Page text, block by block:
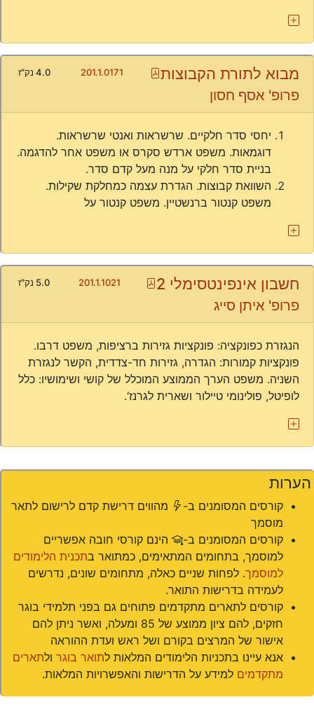
מבוא לתורת הקבוצות 201.1.0171 4.0 נק"ז
פרופ' אסף חסון
יחסי סדר חלקיים. שרשראות ואנטי שרשראות.
דוגמאות. משפט ארדש סקרס או משפט אחר להדגמה.
בניית סדר חלקי על מנה מעל קדם סדר.
השוואת קבוצות. הגדרת עצמה כמחלקת שקילות.
משפט קנטור ברנשטיין. משפט קנטור על
חשבון אינפינטסימלי 2 201.1.1021 5.0 נק"ז
פרופ' איתן סייג
הנגזרת כפונקציה: פונקציות גזירות ברציפות, משפט דרבו.
פונקציות קמורות: הגדרה, גזירות חד-צדדית, הקשר לנגזרת
השניה. משפט הערך הממוצע המוכלל של קושי ושימושיו: כלל
לופיטל, פולינומי טיילור ושארית לגרנז‘.
הערות
קורסים המסומנים ב- (*)
מהווים דרישת קדם לרישום לתאר
מוסמך
קורסים המסומנים ב-
(#)
הינם קורסי חובה אפשריים
למוסמך, בתחומים המתאימים, כמתואר בתכנית הלימודים
למוסמך. לפחות שניים כאלה, מתחומים שונים, נדרשים
לעמידה בדרישות התואר.
קורסים לתארים מתקדמים פתוחים גם בפני תלמידי בוגר
חזקים, להם ציון ממוצע של 85 ומעלה, ואשר ניתן להם
אישור של המרצים בקורם ושל ראש ועדת ההוראה
אנא עיינו בתכניות הלימודים המלאות לתואר בוגר ולתארים
מתקדמים למידע על הדרישות והאפשרויות המלאות.